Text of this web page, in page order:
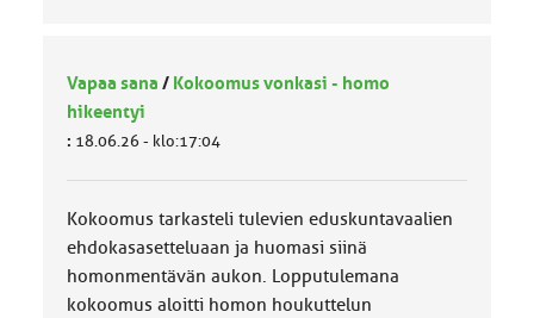
Vapaa sana / Kokoomus vonkasi - homo
hikeentyi
: 18.06.26 - klo:17:04
Kokoomus tarkasteli tulevien eduskuntavaalien
ehdokasasetteluaan ja huomasi siinä
homonmentävän aukon. Lopputulemana
kokoomus aloitti homon houkuttelun